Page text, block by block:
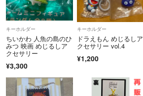
キーホルダー
ちいかわ 人魚の島のひ
みつ 映画 めじるしア
クセサリー
¥3,300
キーホルダー
ドラえもん めじるしア
クセサリー vol.4
¥1,200